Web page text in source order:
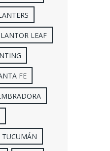
LEAF
FE
TUCUMÁN